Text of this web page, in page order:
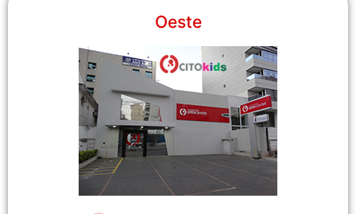
Oeste